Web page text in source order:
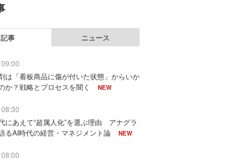
記事 ニュース
は「看板商品に傷が付いた状態」からいか
か？戦略とプロセスを聞く
NEW
にあえて“超属人化”を選ぶ理由 アナグラ
るAI時代の経営・マネジメント論
NEW